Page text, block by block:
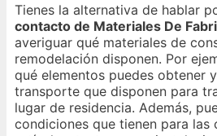
Tienes la alternativa de hablar
contacto de Materiales De
averiguar qué materiales de
remodelación disponen. Por
qué elementos puedes obtener
transporte que disponen para
lugar de residencia. Además,
condiciones que tienen para las